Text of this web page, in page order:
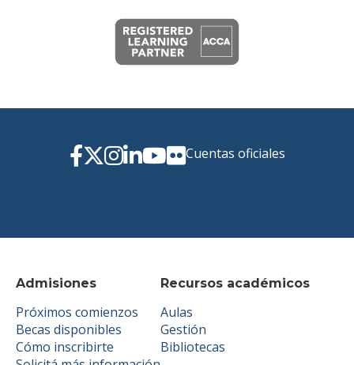
Admisiones
Próximos comienzos
Becas disponibles
Cómo inscribirte
Recursos académicos
Aulas
Gestión
Bibliotecas
Cuentas oficiales